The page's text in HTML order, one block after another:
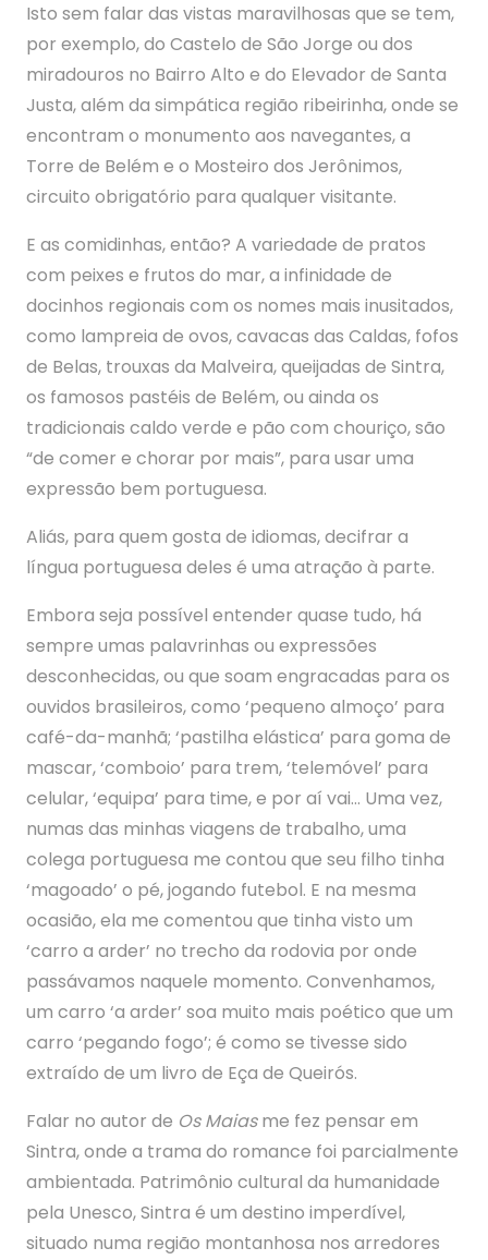
Isto sem falar das vistas maravilhosas que se tem,
por exemplo, do Castelo de São Jorge ou dos
miradouros no Bairro Alto e do Elevador de Santa
Justa, além da simpática região ribeirinha, onde se
encontram o monumento aos navegantes, a
Torre de Belém e o Mosteiro dos Jerônimos,
circuito obrigatório para qualquer visitante.
E as comidinhas, então? A variedade de pratos
com peixes e frutos do mar, a infinidade de
docinhos regionais com os nomes mais inusitados,
como lampreia de ovos, cavacas das Caldas, fofos
de Belas, trouxas da Malveira, queijadas de Sintra,
os famosos pastéis de Belém, ou ainda os
tradicionais caldo verde e pão com chouriço, são
“de comer e chorar por mais”, para usar uma
expressão bem portuguesa.
Aliás, para quem gosta de idiomas, decifrar a
língua portuguesa deles é uma atração à parte.
Embora seja possível entender quase tudo, há
sempre umas palavrinhas ou expressões
desconhecidas, ou que soam engracadas para os
ouvidos brasileiros, como ‘pequeno almoço’ para
café-da-manhã; ‘pastilha elástica’ para goma de
mascar, ‘comboio’ para trem, ‘telemóvel’ para
celular, ‘equipa’ para time, e por aí vai… Uma vez,
numas das minhas viagens de trabalho, uma
colega portuguesa me contou que seu filho tinha
‘magoado’ o pé, jogando futebol. E na mesma
ocasião, ela me comentou que tinha visto um
‘carro a arder’ no trecho da rodovia por onde
passávamos naquele momento. Convenhamos,
um carro ‘a arder’ soa muito mais poético que um
carro ‘pegando fogo’; é como se tivesse sido
extraído de um livro de Eça de Queirós.
Falar no autor de Os Maiasme fez pensar em
Sintra, onde a trama do romance foi parcialmente
ambientada. Patrimônio cultural da humanidade
pela Unesco, Sintra é um destino imperdível,
situado numa região montanhosa nos arredores